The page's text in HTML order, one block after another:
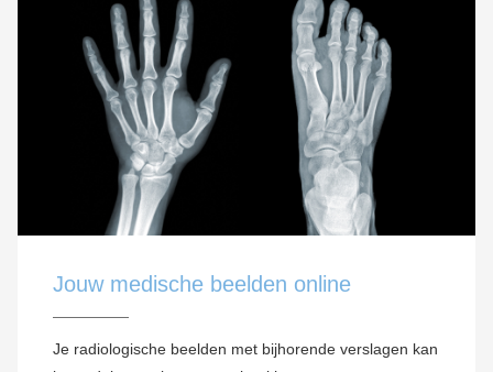
Jouw medische beelden online
Je radiologische beelden met bijhorende verslagen kan